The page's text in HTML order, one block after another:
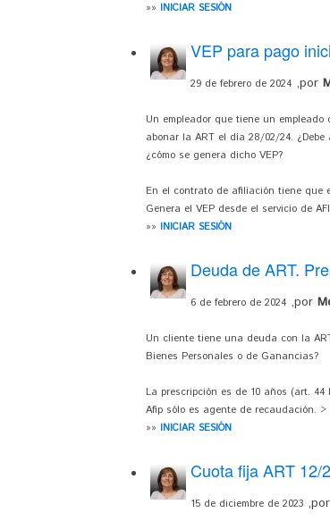
»» INICIAR SESIÓN
VEP para pago
29 de febrero de 2024 ,por
Un empleador que tiene un
abonar la ART el día 28/02/24.
¿cómo se genera dicho VEP?
En el contrato de afiliación tiene que
Genera el VEP desde el servicio de
»» INICIAR SESIÓN
Deuda de ART.
6 de febrero de 2024 ,por
Un cliente tiene una deuda con la
Bienes Personales o de Ganancias?
La prescripción es de 10 años (art.
Afip sólo es agente de recaudación. >
»» INICIAR SESIÓN
Cuota fija ART 12/
15 de diciembre de 2023 ,por